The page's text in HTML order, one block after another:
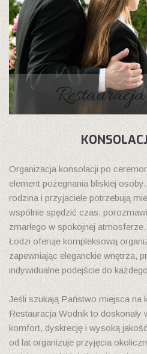
Organizacja konsolacji po
element pożegnania bliskiej
rodzina i przyjaciele potrzebują
wspólnie spędzić czas,
zmarłego w spokojnej
Łodzi oferuje kompleksową
zapewniając eleganckie wnętrza,
indywidualne podejście do
Jeśli szukają Państwo miejsca na
Restauracja Wodnik to
komfort, dyskrecję i wysoką
od lat organizuje przyjęcia